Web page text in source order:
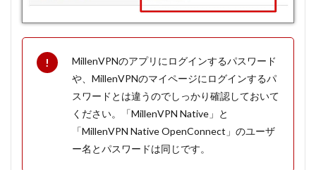
MillenVPNのアプリにログインするパスワード
や、MillenVPNのマイページにログインするパ
スワードとは違うのでしっかり確認しておいて
ください。「MillenVPN Native」と
「MillenVPN Native OpenConnect」のユーザ
ー名とパスワードは同じです。